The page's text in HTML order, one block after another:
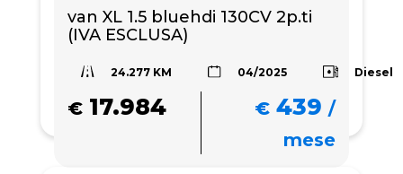
van XL 1.5 bluehdi 130CV 2p.ti
(IVA ESCLUSA)
24.277 KM 04/2025 Diesel
€ 17.984 € 439 /
mese